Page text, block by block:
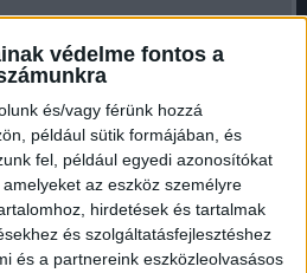
védelme fontos a
és/vagy férünk hozzá
például sütik formájában, és
fel, például egyedi azonosítókat
az eszköz személyre
hirdetések és tartalmak
és szolgáltatásfejlesztéshez
és a partnereink eszközleolvasásos
nem foglalkoznak velük.
Hirdetés